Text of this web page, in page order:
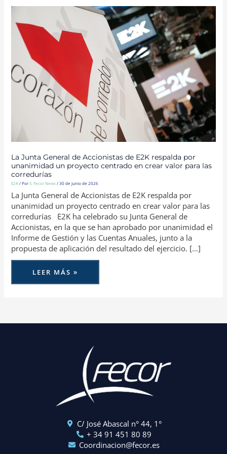
La Junta General de Accionistas de E2K respalda por
unanimidad un proyecto centrado en crear valor para las
corredurías
E2K/ PorS. Fecor News/30 de junio de 2026
La Junta General de Accionistas de E2K respalda por
unanimidad un proyecto centrado en crear valor para las
corredurías E2K ha celebrado su Junta General de
Accionistas, en la que se han aprobado por unanimidad el
Informe de Gestión y las Cuentas Anuales, junto a la
propuesta de aplicación del resultado del ejercicio. […]
LA
DE
ACCIONISTAS
POR
UNANIMIDAD
UN
PROYECTO
CENTRADO
EN
CREAR
VALOR
PARA
CORREDURÍAS
LEER MÁS »
C/ José Abascal n° 44, 1°
+ 34 91 451 80 89
Coordinacion@fecor.es